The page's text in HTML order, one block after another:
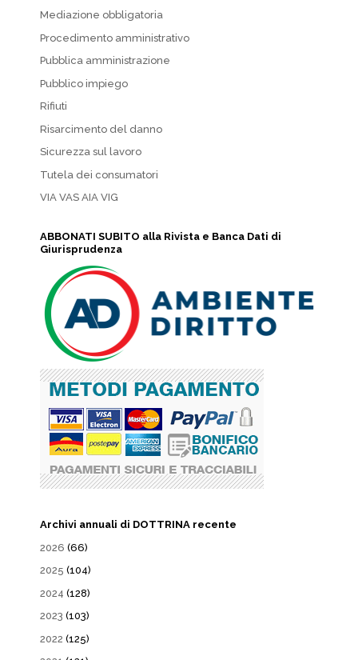
Mediazione obbligatoria
Procedimento amministrativo
Pubblica amministrazione
Pubblico impiego
Rifiuti
Risarcimento del danno
Sicurezza sul lavoro
Tutela dei consumatori
VIA VAS AIA VIG
ABBONATI SUBITO alla Rivista e Banca Dati di
Giurisprudenza
Archivi annuali di DOTTRINA recente
2026 (66)
2025 (104)
2024 (128)
2023 (103)
2022 (125)